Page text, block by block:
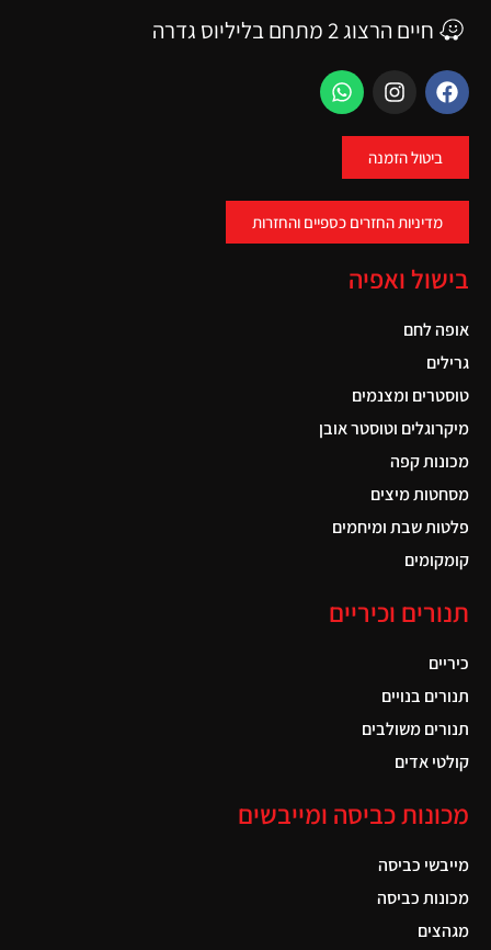
חיים הרצוג 2 מתחם בליליוס גדרה
ביטול הזמנה
מדיניות החזרים כספיים והחזרות
בישול ואפיה
אופה לחם
גרילים
טוסטרים ומצנמים
מיקרוגלים וטוסטר אובן
מכונות קפה
מסחטות מיצים
פלטות שבת ומיחמים
קומקומים
תנורים וכיריים
כיריים
תנורים בנויים
תנורים משולבים
קולטי אדים
מכונות כביסה ומייבשים
מייבשי כביסה
מכונות כביסה
מגהצים